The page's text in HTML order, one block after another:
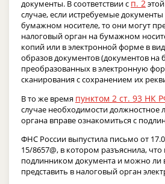
документы. В соответствии с п. 2
случае, если истребуемые документы
бумажном носителе, то они могут
налоговый орган на бумажном
копий или в электронной форме в
образов документов (документов на
преобразованных в электронную
сканирования с сохранением их
В то же время пунктом 2 ст. 93 НК
случае необходимости должностное
органа вправе ознакомиться с
ФНС России выпустила письмо от
15/8657@, в котором разъяснила,
подлинником документа и можно ли
представить в налоговый орган